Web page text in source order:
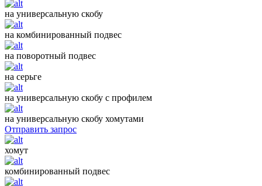
на универсальную скобу
на комбинированный подвес
на поворотный подвес
на серьге
на универсальную скобу с профилем
на универсальную скобу хомутами
Отправить запрос
хомут
комбинированный подвес